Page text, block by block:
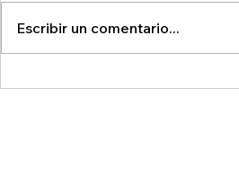
REVELAN ACUERDO SECRETO QUE
Escribir un comentario...